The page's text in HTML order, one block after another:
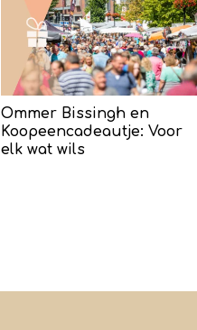
Ommer Bissingh en
Koopeencadeautje: Voor
elk wat wils